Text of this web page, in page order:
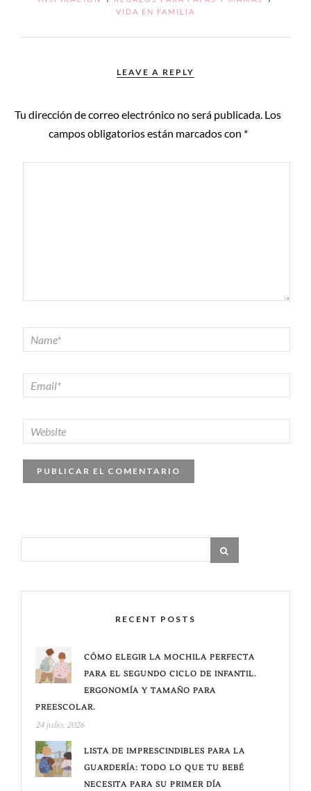
VIDA EN FAMILIA
LEAVE A REPLY
Tu dirección de correo electrónico no será publicada. Los
campos obligatorios están marcados con *
RECENT POSTS
CÓMO ELEGIR LA MOCHILA PERFECTA
PARA EL SEGUNDO CICLO DE INFANTIL.
ERGONOMÍA Y TAMAÑO PARA
PREESCOLAR.
24 julio, 2026
LISTA DE IMPRESCINDIBLES PARA LA
GUARDERÍA: TODO LO QUE TU BEBÉ
NECESITA PARA SU PRIMER DÍA